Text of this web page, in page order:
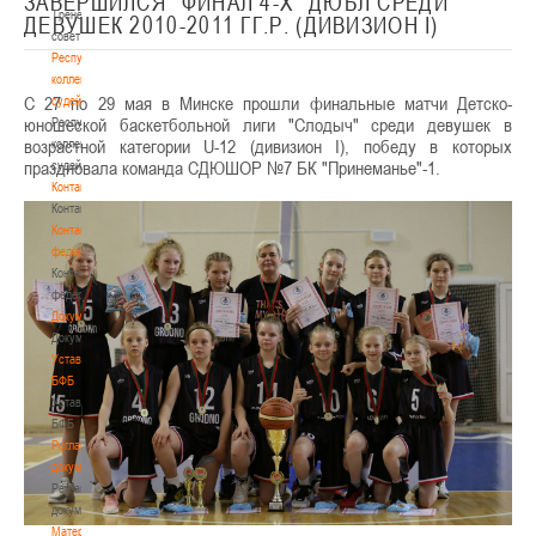
Тренерский
совет
Республиканская
коллегия
судей
Республиканская
коллегия
судей
Контакты
Контакты
Контакты
федерации
Контакты
федерации
Документы
Документы
Устав
БФБ
Устав
БФБ
Регламентирующие
документы
Регламентирующие
документы
Материалы
ДЕВУШЕК 2010-2011 ГГ.Р. (ДИВИЗИОН I)
С 27 по 29 мая в Минске прошли финальные матчи Детско-
юношеской баскетбольной лиги "Слодыч" среди девушек в
возрастной категории U-12 (дивизион I), победу в которых
праздновала команда СДЮШОР №7 БК "Принеманье"-1.